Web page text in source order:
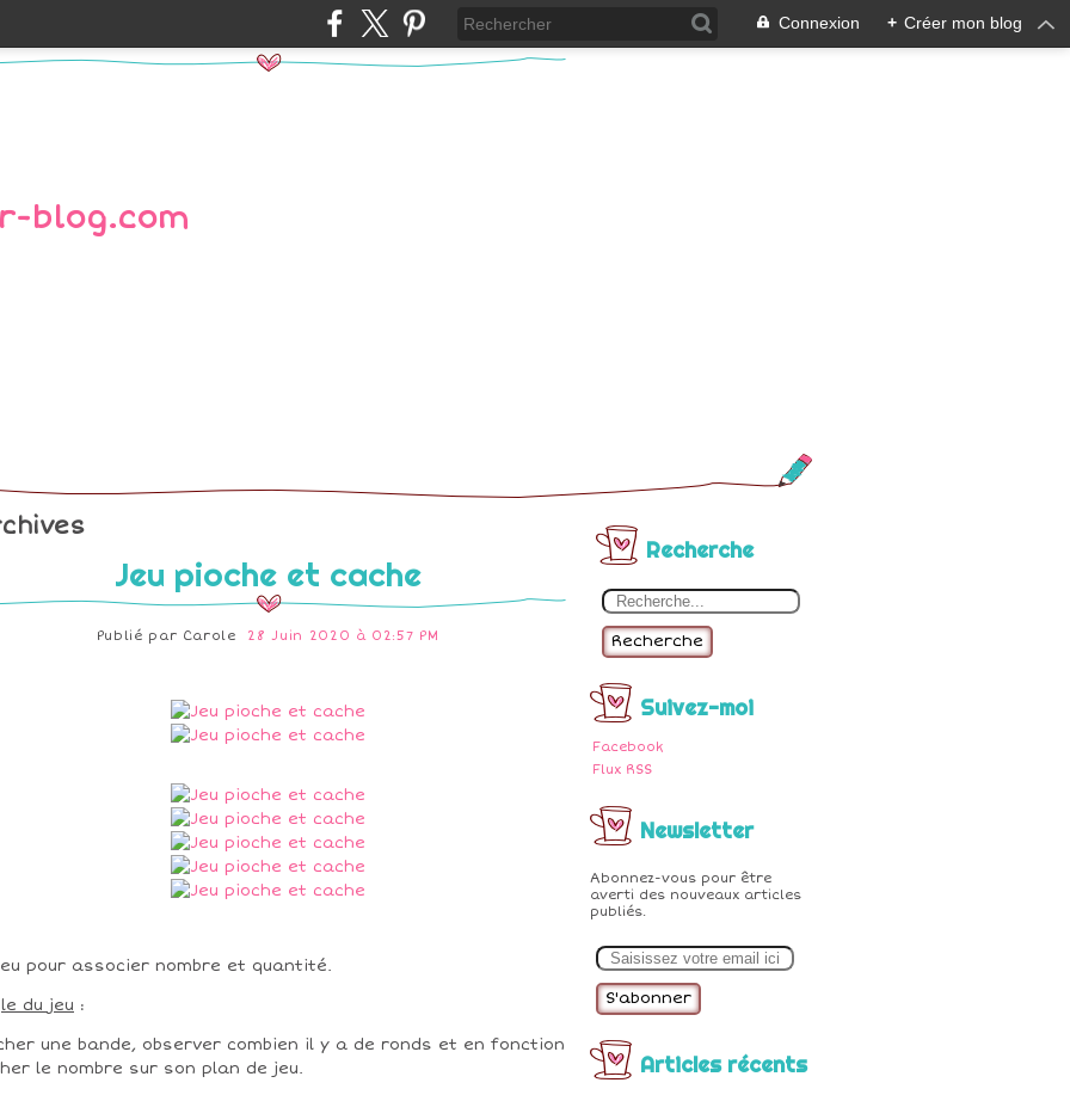
Connexion + Créer mon blog
Recherche
Recherche
Suivez-moi
Facebook
Flux RSS
Newsletter
Abonnez-vous pour être
averti des nouveaux articles
publiés.
m
Articles récents
Jeu pioche et cache
Publié par Carole 28 Juin 2020 à 02:57 PM
pour associer nombre et quantité.
du jeu :
une bande, observer combien il y a de ronds et en fonction
le nombre sur son plan de jeu.